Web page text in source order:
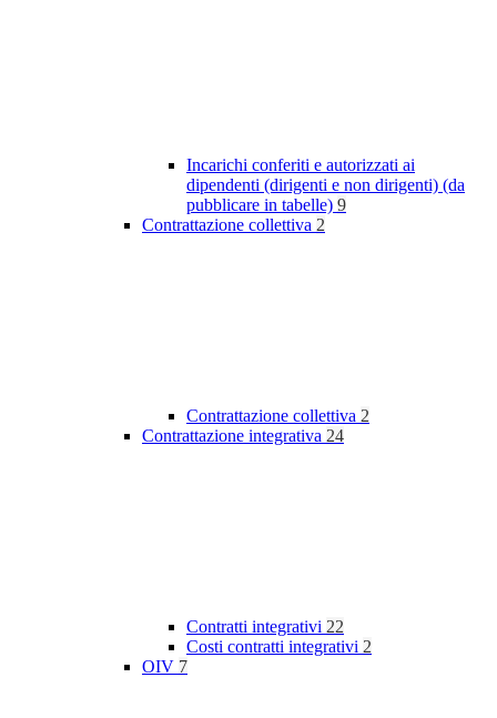
Incarichi conferiti e autorizzati ai
dipendenti (dirigenti e non dirigenti) (da
pubblicare in tabelle) 9
Contrattazione collettiva 2
Contrattazione collettiva 2
Contrattazione integrativa 24
Contratti integrativi 22
Costi contratti integrativi 2
OIV 7